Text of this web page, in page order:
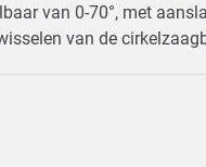
van 0-70°, met
van de